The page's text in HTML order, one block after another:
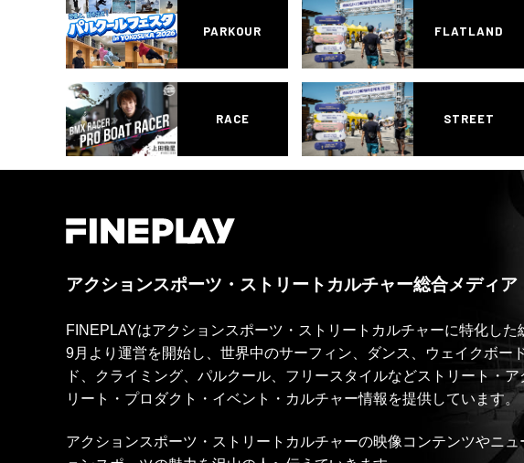
PARKOUR FLATLAND
RACE STREET
アクションスポーツ・ストリートカルチャー総合メディア
FINEPLAYはアクションスポーツ・ストリートカルチャーに特化し
9月より運営を開始し、世界中のサーフィン、ダンス、ウェイクボー
ド、クライミング、パルクール、フリースタイルなどストリート・
リート・プロダクト・イベント・カルチャー情報を提供しています。
アクションスポーツ・ストリートカルチャーの映像コンテンツやニ